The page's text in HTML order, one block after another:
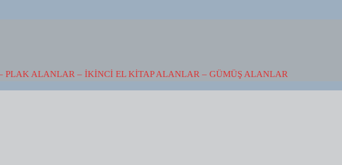
ALANLAR – İKINCI EL KITAP ALANLAR – GÜMÜŞ ALANLAR